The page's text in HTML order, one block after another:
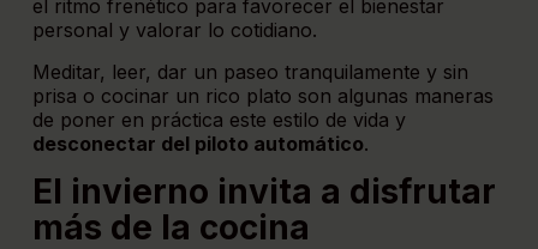
el ritmo frenético para favorecer el bienestar
personal y valorar lo cotidiano.
Meditar, leer, dar un paseo tranquilamente y sin
prisa o cocinar un rico plato son algunas maneras
de poner en práctica este estilo de vida y
desconectar del piloto automático.
El invierno invita a disfrutar
más de la cocina